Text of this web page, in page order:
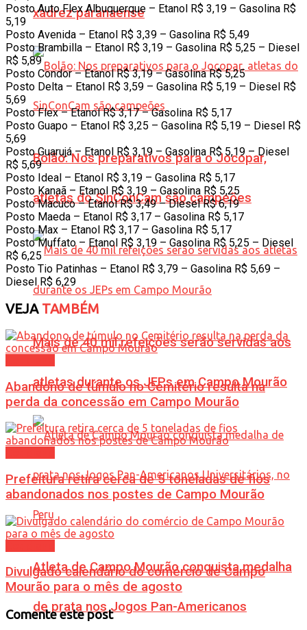
xadrez paranaense
Bolão: Nos preparativos para o Jocopar,
atletas do SinConCam são campeões
Mais de 40 mil refeições serão servidas aos
atletas durante os JEPs em Campo Mourão
Atleta de Campo Mourão conquista medalha
de prata nos Jogos Pan-Americanos
Posto Auto Flex Albuquerque – Etanol R$ 3,19 – Gasolina R$
5,19
Posto Avenida – Etanol R$ 3,39 – Gasolina R$ 5,49
Posto Brambilla – Etanol R$ 3,19 – Gasolina R$ 5,25 – Diesel
R$ 5,89
Posto Condor – Etanol R$ 3,19 – Gasolina R$ 5,25
Posto Delta – Etanol R$ 3,59 – Gasolina R$ 5,19 – Diesel R$
5,69
Posto Flex – Etanol R$ 3,17 – Gasolina R$ 5,17
Posto Guapo – Etanol R$ 3,25 – Gasolina R$ 5,19 – Diesel R$
5,69
Posto Guarujá – Etanol R$ 3,19 – Gasolina R$ 5,19 – Diesel
R$ 5,69
Posto Ideal – Etanol R$ 3,19 – Gasolina R$ 5,17
Posto Kanaã – Etanol R$ 3,19 – Gasolina R$ 5,25
Posto Macuco – Etanol R$ 3,49 – Diesel R$ 6,19
Posto Maeda – Etanol R$ 3,17 – Gasolina R$ 5,17
Posto Max – Etanol R$ 3,17 – Gasolina R$ 5,17
Posto Muffato – Etanol R$ 3,19 – Gasolina R$ 5,25 – Diesel
R$ 6,25
Posto Tio Patinhas – Etanol R$ 3,79 – Gasolina R$ 5,69 –
Diesel R$ 6,29
VEJATAMBÉM
Abandono de túmulo no Cemitério resulta na
perda da concessão em Campo Mourão
Prefeitura retira cerca de 5 toneladas de fios
abandonados nos postes de Campo Mourão
Divulgado calendário do comércio de Campo
Mourão para o mês de agosto
Comente este post